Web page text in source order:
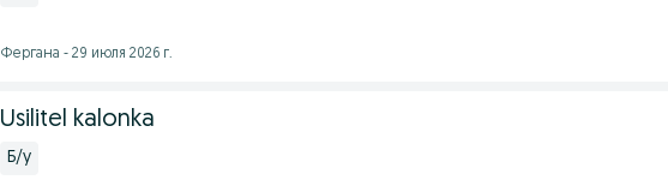
Фергана - 29 июля 2026 г.
Usilitel kalonka
Б/у